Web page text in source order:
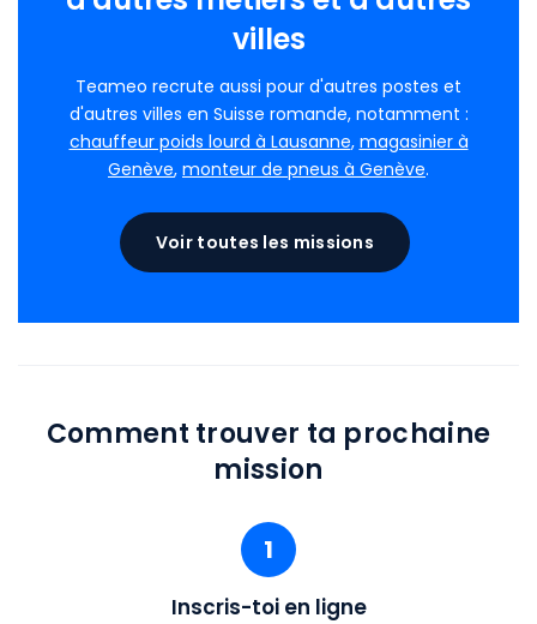
villes
Teameo recrute aussi pour d'autres postes et
d'autres villes en Suisse romande, notamment :
chauffeur poids lourd à Lausanne, magasinier à
Genève, monteur de pneus à Genève.
Voir toutes les missions
Comment trouver ta prochaine
mission
1
Inscris-toi en ligne